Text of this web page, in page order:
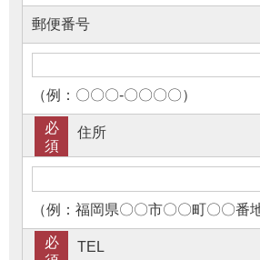
郵便番号
（例：〇〇〇-〇〇〇〇）
住所
必
須
（例：福岡県〇〇市〇〇町〇〇番
TEL
必